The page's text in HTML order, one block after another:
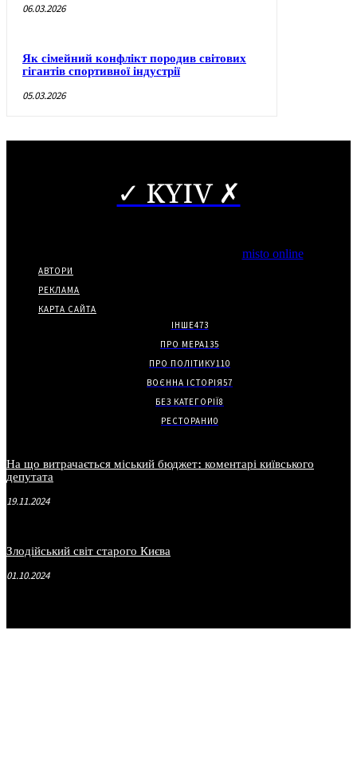
06.03.2026
Як сімейний конфлікт породив світових
гігантів спортивної індустрії
05.03.2026
✓ KYIV ✗
misto online
АВТОРИ
РЕКЛАМА
КАРТА САЙТА
ІНШЕ473
ПРО МЕРА135
ПРО ПОЛІТИКУ110
ВОЄННА ІСТОРІЯ57
БЕЗ КАТЕГОРІЇ8
РЕСТОРАНИ0
На що витрачається міський бюджет: коментарі київського
депутата
19.11.2024
Злодійський світ старого Києва
01.10.2024